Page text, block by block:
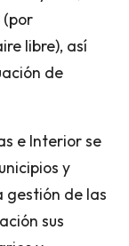
(por
libre), así
de
e Interior se
y
gestión de las
sus